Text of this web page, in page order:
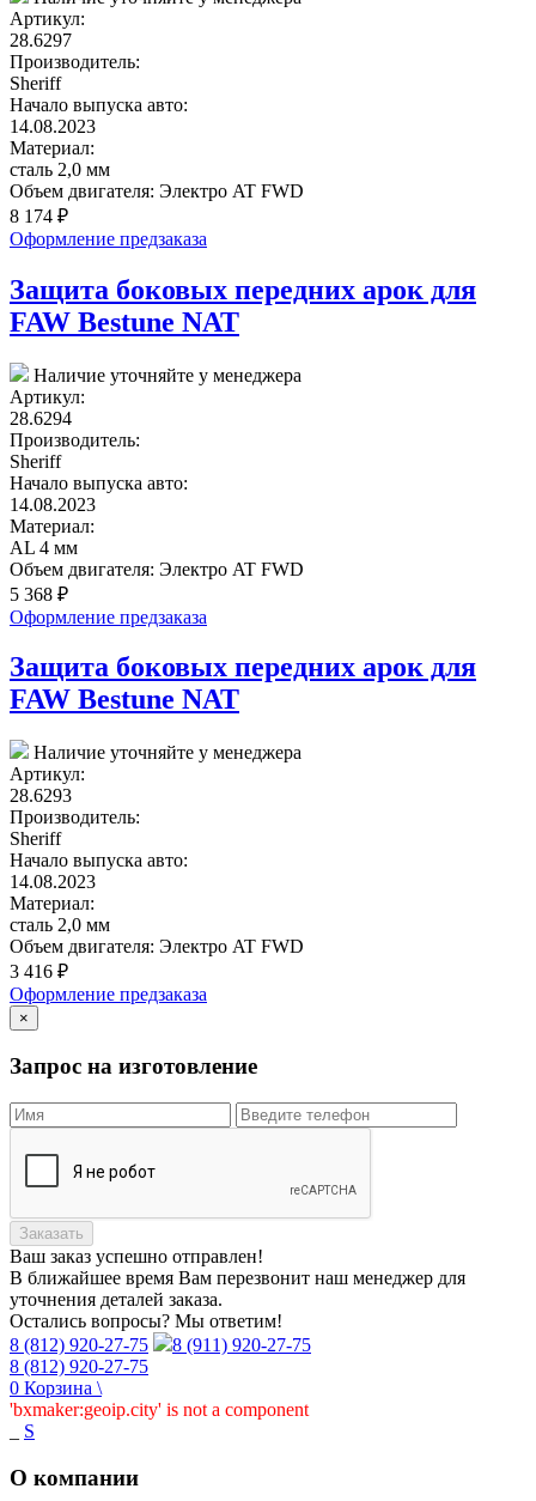
Артикул:
28.6297
Производитель:
Sheriff
Начало выпуска авто:
14.08.2023
Материал:
сталь 2,0 мм
Объем двигателя: Электро AT FWD
8 174 ₽
Оформление предзаказа
Защита боковых передних арок для
FAW Bestune NAT
Наличие уточняйте у менеджера
Артикул:
28.6294
Производитель:
Sheriff
Начало выпуска авто:
14.08.2023
Материал:
AL 4 мм
Объем двигателя: Электро AT FWD
5 368 ₽
Оформление предзаказа
Защита боковых передних арок для
FAW Bestune NAT
Наличие уточняйте у менеджера
Артикул:
28.6293
Производитель:
Sheriff
Начало выпуска авто:
14.08.2023
Материал:
сталь 2,0 мм
Объем двигателя: Электро AT FWD
3 416 ₽
Оформление предзаказа
×
Запрос на изготовление
Заказать
Ваш заказ успешно отправлен!
В ближайшее время Вам перезвонит наш менеджер для
уточнения деталей заказа.
Остались вопросы? Мы ответим!
8 (812) 920-27-75
8 (911) 920-27-75
8 (812) 920-27-75
0 Корзина \
'bxmaker:geoip.city' is not a component
S
О компании